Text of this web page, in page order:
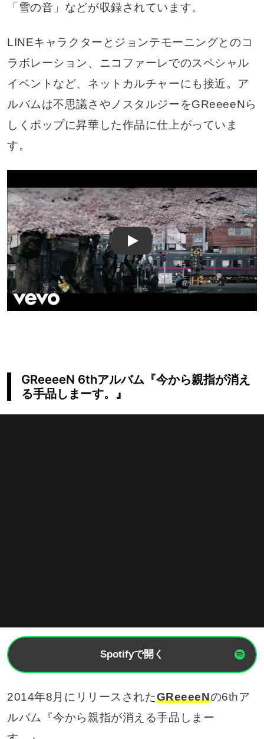
「雪の音」などが収録されています。
LINEキャラクターとジョンテモーニングとのコ
ラボレーション、ニコファーレでのスペシャル
イベントなど、ネットカルチャーにも接近。ア
ルバムは不思議さやノスタルジーをGReeeeNら
しくポップに昇華した作品に仕上がっていま
す。
GReeeeN 6thアルバム『今から親指が消え
る手品しまーす。』
Spotifyで開く
2014年8月にリリースされたGReeeeNの6thア
ルバム『今から親指が消える手品しまー